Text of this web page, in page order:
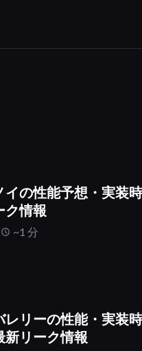
イの性能予想・実装
ク情報
~1 分
レリーの性能・実装
新リーク情報